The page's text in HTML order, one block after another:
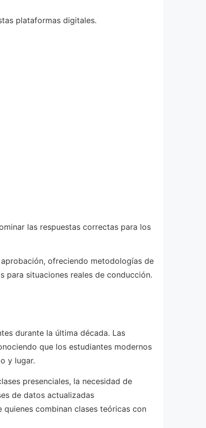
plataformas digitales.
las respuestas correctas para los
ofreciendo metodologías de
para situaciones reales de conducción.
durante la última década. Las
que los estudiantes modernos
y lugar.
presenciales, la necesidad de
de datos actualizadas
combinan clases teóricas con